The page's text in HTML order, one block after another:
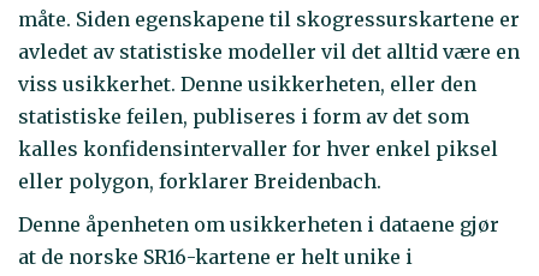
måte. Siden egenskapene til skogressurskartene er
avledet av statistiske modeller vil det alltid være en
viss usikkerhet. Denne usikkerheten, eller den
statistiske feilen, publiseres i form av det som
kalles konfidensintervaller for hver enkel piksel
eller polygon, forklarer Breidenbach.
Denne åpenheten om usikkerheten i dataene gjør
at de norske SR16-kartene er helt unike i